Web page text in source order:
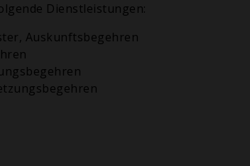
Dienstleistungen:
Auskunftsbegehren